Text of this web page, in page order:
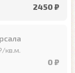
2450 ₽
кв.м.
0 ₽